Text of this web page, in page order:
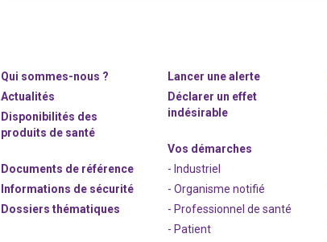
Qui sommes-nous ?
Actualités
Disponibilités des
produits de santé
Documents de référence
Informations de sécurité
Dossiers thématiques
Lancer une alerte
Déclarer un effet
indésirable
Vos démarches
- Industriel
- Organisme notifié
- Professionnel de santé
- Patient